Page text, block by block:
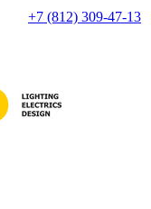
+7 (812) 309-47-13